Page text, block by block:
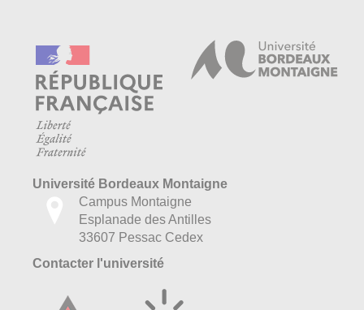
Université Bordeaux Montaigne
Campus Montaigne
Esplanade des Antilles
33607 Pessac Cedex
Contacter l'université